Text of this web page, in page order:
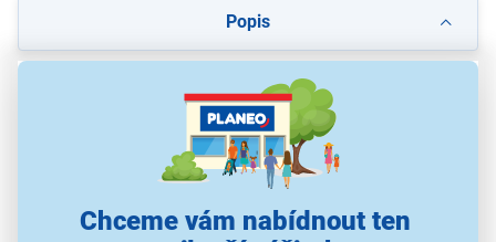
Chceme vám nabídnout ten
Popis